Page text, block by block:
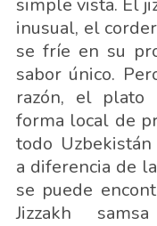
simple vista. El
inusual, el
se fríe en su
sabor único.
razón, el plato
forma local de
todo
a diferencia de
se puede
Jizzakh